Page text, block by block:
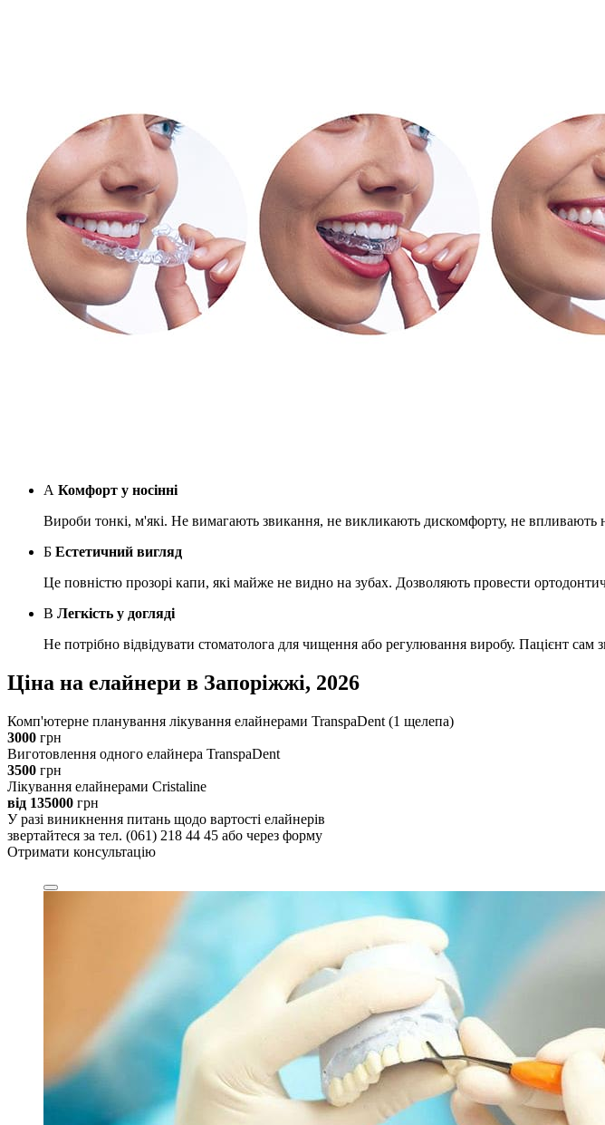
А Комфорт у носінні
Вироби тонкі, м'які. Не вимагають звикання, не викликають дискомфорту, не впливають
Б Естетичний вигляд
Це повністю прозорі капи, які майже не видно на зубах. Дозволяють провести
В Легкість у догляді
Не потрібно відвідувати стоматолога для чищення або регулювання виробу. Пацієнт
Ціна на елайнери в Запоріжжі, 2026
Комп'ютерне планування лікування елайнерами TranspaDent (1 щелепа)
3000 грн
Виготовлення одного елайнера TranspaDent
3500 грн
Лікування елайнерами Cristaline
від 135000 грн
У разі виникнення питань щодо вартості елайнерів
звертайтеся за тел. (061) 218 44 45 або через форму
Отримати консультацію